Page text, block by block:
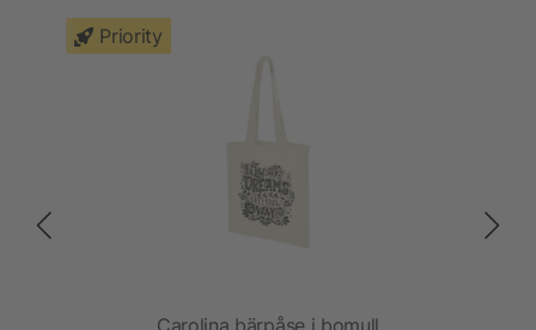
Priority
Carolina bärpåse i bomull